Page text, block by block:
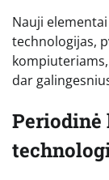
Nauji
technologijas,
dar
Periodinė